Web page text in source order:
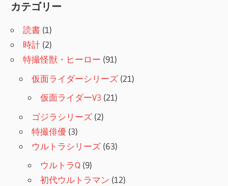
カ
カテゴリー
読書 (1)
時計 (2)
特撮怪獣・ヒーロー (91)
仮面ライダーシリーズ (21)
仮面ライダーV3 (21)
ゴジラシリーズ (2)
特撮俳優 (3)
ウルトラシリーズ (63)
ウルトラQ (9)
初代ウルトラマン (12)